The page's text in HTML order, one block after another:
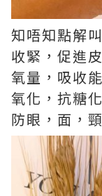
知唔知點解
收緊，促進
氧量，吸收
氧化，抗糖
防眼，面，